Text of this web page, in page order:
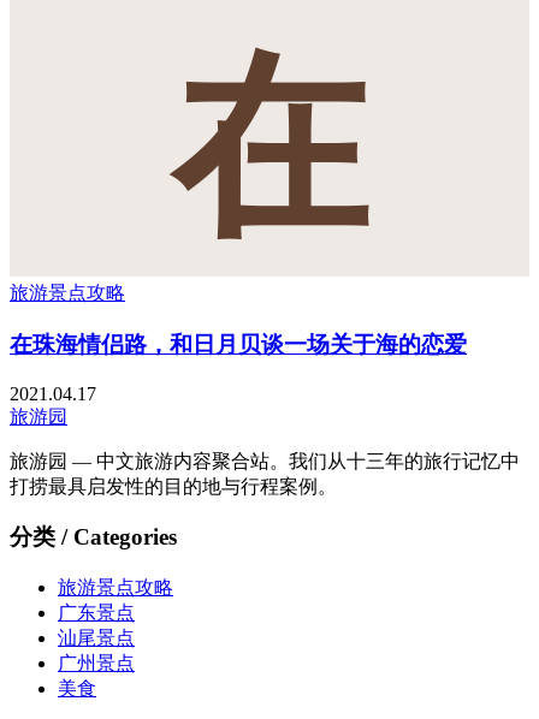
在
旅游景点攻略
在珠海情侣路，和日月贝谈一场关于海的恋爱
2021.04.17
旅游园
旅游园 — 中文旅游内容聚合站。我们从十三年的旅行记忆中
打捞最具启发性的目的地与行程案例。
分类 / Categories
旅游景点攻略
广东景点
汕尾景点
广州景点
美食